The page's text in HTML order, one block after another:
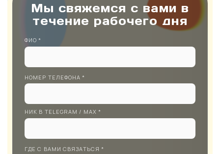
Мы свяжемся с вами в
течение рабочего дня
ФИО *
НОМЕР ТЕЛЕФОНА *
НИК В TELEGRAM / MAX *
ГДЕ С ВАМИ СВЯЗАТЬСЯ *